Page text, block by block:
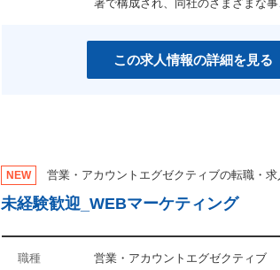
署で構成され、同社のさまざまな
この求人情報の詳細を見る
NEW 営業・アカウントエグゼクティブの転職・求
未経験歓迎_WEBマーケティング
職種 営業・アカウントエグゼクティブ